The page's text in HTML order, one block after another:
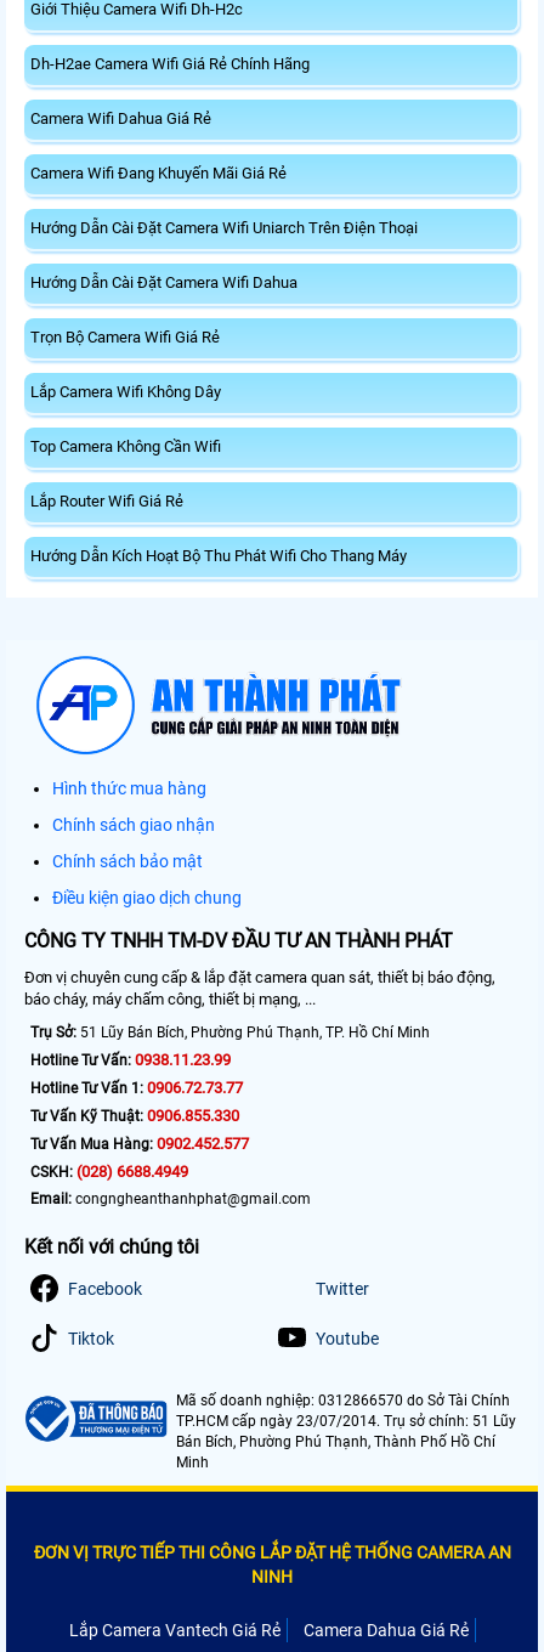
Giới Thiệu Camera Wifi Dh-H2c
Dh-H2ae Camera Wifi Giá Rẻ Chính Hãng
Camera Wifi Dahua Giá Rẻ
Camera Wifi Đang Khuyến Mãi Giá Rẻ
Hướng Dẫn Cài Đặt Camera Wifi Uniarch Trên Điện Thoại
Hướng Dẫn Cài Đặt Camera Wifi Dahua
Trọn Bộ Camera Wifi Giá Rẻ
Lắp Camera Wifi Không Dây
Top Camera Không Cần Wifi
Lắp Router Wifi Giá Rẻ
Hướng Dẫn Kích Hoạt Bộ Thu Phát Wifi Cho Thang Máy
Hình thức mua hàng
Chính sách giao nhận
Chính sách bảo mật
Điều kiện giao dịch chung
CÔNG TY TNHH TM-DV ĐẦU TƯ AN THÀNH PHÁT
Đơn vị chuyên cung cấp & lắp đặt camera quan sát, thiết bị báo động,
báo cháy, máy chấm công, thiết bị mạng, ...
Trụ Sở: 51 Lũy Bán Bích, Phường Phú Thạnh, TP. Hồ Chí Minh
Hotline Tư Vấn: 0938.11.23.99
Hotline Tư Vấn 1: 0906.72.73.77
Tư Vấn Kỹ Thuật: 0906.855.330
Tư Vấn Mua Hàng: 0902.452.577
CSKH: (028) 6688.4949
Email: congngheanthanhphat@gmail.com
Kết nối với chúng tôi
Facebook Twitter
Tiktok Youtube
Mã số doanh nghiệp: 0312866570 do Sở Tài Chính
TP.HCM cấp ngày 23/07/2014. Trụ sở chính: 51 Lũy
Bán Bích, Phường Phú Thạnh, Thành Phố Hồ Chí
Minh
ĐƠN VỊ TRỰC TIẾP THI CÔNG LẮP ĐẶT HỆ THỐNG CAMERA AN
NINH
Lắp Camera Vantech Giá Rẻ
Camera Dahua Giá Rẻ